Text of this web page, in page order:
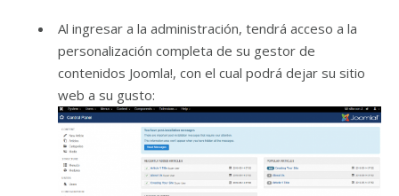
Al ingresar a la administración, tendrá acceso a la
personalización completa de su gestor de
contenidos Joomla!, con el cual podrá dejar su sitio
web a su gusto: